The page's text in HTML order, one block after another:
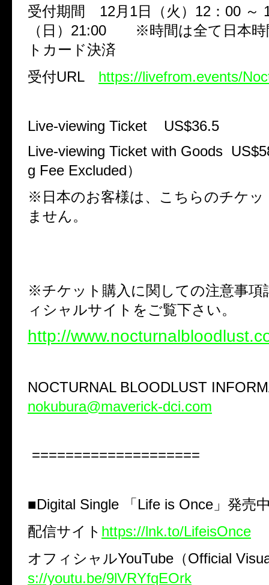
受付期間 12月 1日（火） 12 ： 00 ～
（日） 21:00 ※時間は全て日本時
トカード決済
受付URL https://livefrom.events/
Live-viewing Ticket US$36.5
Live-viewing Ticket with Goods
g Fee Excluded）
※日本のお客様は、こちらのチケッ
ません。
※チケット購入に関しての注意事項
ィシャルサイトをご覧下さい。
http://
NOCTURNAL BLOODLUST
nokubura@maverick-dci.com
====================
■Digital Single 「 Life is Once 」発売
配信サイト https://lnk.to/LifeisOnce
オフィシャルYouTube （Official
s://youtu.be/9lVRYfqEOrk